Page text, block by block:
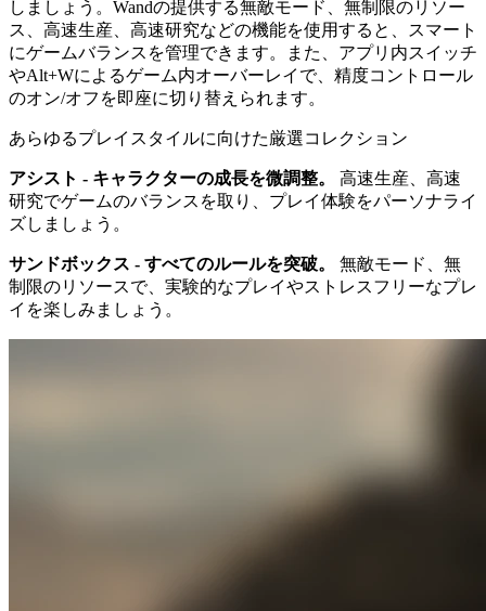
しましょう。Wandの提供する無敵モード、無制限のリソー
ス、高速生産、高速研究などの機能を使用すると、スマート
にゲームバランスを管理できます。また、アプリ内スイッチ
やAlt+Wによるゲーム内オーバーレイで、精度コントロール
のオン/オフを即座に切り替えられます。
あらゆるプレイスタイルに向けた厳選コレクション
アシスト - キャラクターの成長を微調整。
高速生産、高速
研究でゲームのバランスを取り、プレイ体験をパーソナライ
ズしましょう。
サンドボックス - すべてのルールを突破。
無敵モード、無
制限のリソースで、実験的なプレイやストレスフリーなプレ
イを楽しみましょう。